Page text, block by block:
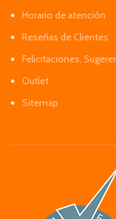
Horario de atención
Reseñas de Clientes
Felicitaciones,
Outlet
Sitemap